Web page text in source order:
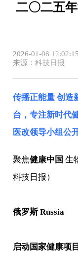
二〇二五
2026-01-08 12:02:15
来源：科技日报
传播正能量 创造
台，专注新时代
医改领导小组公
聚焦健康中国 生
科技日报）
俄罗斯 Russia
启动国家健康项目